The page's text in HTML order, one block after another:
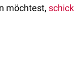
möchtest, schick